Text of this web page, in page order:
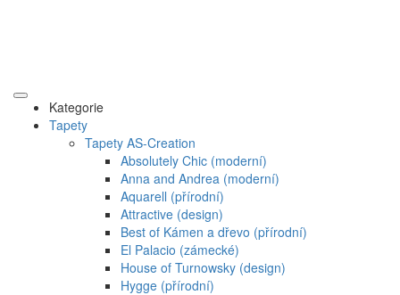
Kategorie
Tapety
Tapety AS-Creation
Absolutely Chic (moderní)
Anna and Andrea (moderní)
Aquarell (přírodní)
Attractive (design)
Best of Kámen a dřevo (přírodní)
El Palacio (zámecké)
House of Turnowsky (design)
Hygge (přírodní)